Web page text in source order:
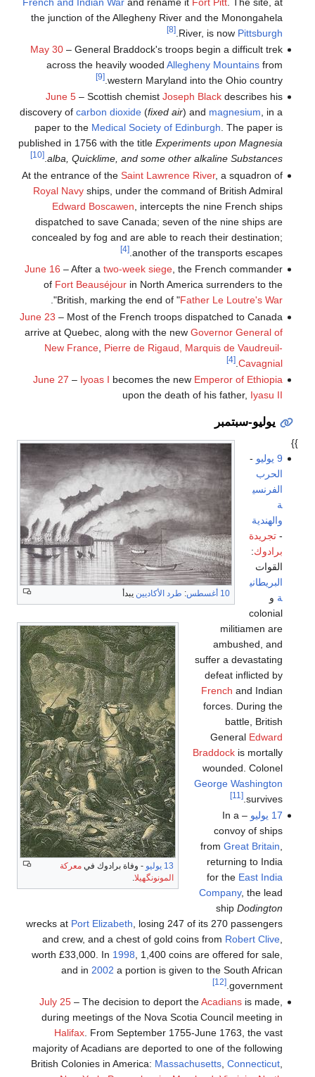
the junction of the Allegheny River and the Monongahela
River, is now Pittsburgh
.
[8]
May 30– General Braddock's troops begin a difficult trek
across the heavily wooded Allegheny Mountainsfrom
western Maryland into the Ohio country.
[9]
June 5– Scottish chemist Joseph Blackdescribes his
discovery of carbon dioxide(fixed air) and magnesium, in a
paper to the Medical Society of Edinburgh. The paper is
published in 1756 with the title Experiments upon Magnesia
alba, Quicklime, and some other alkaline Substances
.
[10]
At the entrance of the Saint Lawrence River, a squadron of
Royal Navyships, under the command of British Admiral
Edward Boscawen , intercepts the nine French ships
dispatched to save Canada; seven of the nine ships are
concealed by fog and are able to reach their destination;
another of the transports escapes.
[4]
June 16 – After a two-week siege, the French commander
of Fort Beauséjourin North America surrenders to the
British, marking the end of "Father Le Loutre's War
".
June 23 – Most of the French troops dispatched to Canada
arrive at Quebec, along with the new Governor General of
New France, Pierre de Rigaud, Marquis de Vaudreuil-
Cavagnial
.
[4]
June 27 – Iyoas I becomes the new Emperor of Ethiopia
upon the death of his father, Iyasu II
يوليو-سبتمبر
10 أغسطس : طرد الأكاديين يبدأ
}}
13 يوليو - وفاة برادوك في معركة
المونونگهيلا
9 يوليو
-
الحرب
الفرنسي
ة
والهندية
-تجريدة
برادوك:
القوات
البريطاني
ة و
colonial
militiamen are
ambushed, and
suffer a devastating
defeat inflicted by
French and Indian
forces. During the
battle, British
General Edward
Braddockis mortally
wounded. Colonel
George Washington
survives.
[11]
17 يوليو
– In a
convoy of ships
from Great Britain
returning to India
for the East India
Company, the lead
ship Dodington
wrecks at Port Elizabeth , losing 247 of its 270 passengers
and crew, and a chest of gold coins from Robert Clive,
worth £33,000. In 1998 , 1,400 coins are offered for sale,
and in 2002 a portion is given to the South African
government.
[12]
July 25– The decision to deport theAcadiansis made,
during meetings of the Nova Scotia Council meeting in
Halifax. From September 1755-June 1763, the vast
majority of Acadians are deported to one of the following
British Colonies in America: Massachusetts, Connecticut,